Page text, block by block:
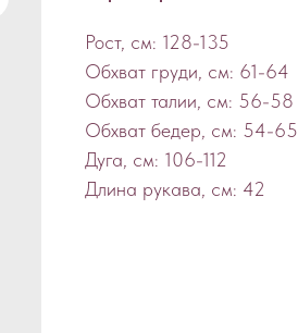
Рост, см: 128-135
Обхват груди, см: 61-64
Обхват талии, см: 56-58
Обхват бедер, см: 54-65
Дуга, см: 106-112
Длина рукава, см: 42